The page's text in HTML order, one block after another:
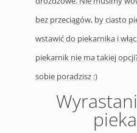
bez przeciągów, by ciasto
wstawić do piekarnika i
piekarnik nie ma takiej
sobie poradzisz :)